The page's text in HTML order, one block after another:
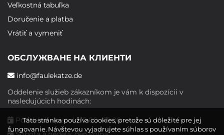
Veľkostná tabuľka
Doručenie a platba
Vrátiť a vymeniť
ОБСЛУЖВАНЕ НА КЛИЕНТИ
info@faulekatze.de
Oddelenie služieb zákazníkom je vám k dispozícii v
nasledujúcich hodinách:
Pondelok - piatok: 10:00 - 19:00
Táto stránka používa cookies, pretože sú dôležité pre jej
fungovanie. Návštevou vyjadrujete súhlas s používaním súborov